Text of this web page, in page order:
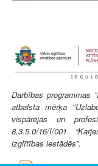
Darbības programmas
atbalsta mērķa
vispārējās un
8.3.5.0/16/I/001
izglītības iestādēs”.